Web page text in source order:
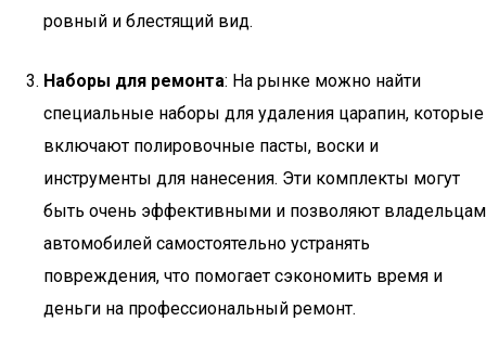
ровный и блестящий вид.
Наборы для ремонта: На рынке можно найти
специальные наборы для удаления царапин, которые
включают полировочные пасты, воски и
инструменты для нанесения. Эти комплекты могут
быть очень эффективными и позволяют владельцам
автомобилей самостоятельно устранять
повреждения, что помогает сэкономить время и
деньги на профессиональный ремонт.